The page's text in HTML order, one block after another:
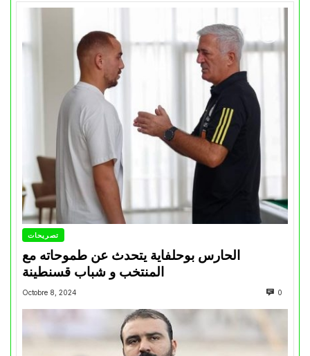
تصريحات
الحارس بوحلفاية يتحدث عن طموحاته مع
المنتخب و شباب قسنطينة
Octobre 8, 2024 0